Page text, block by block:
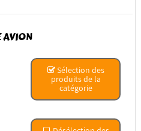
TFace Eduard 1/48
AVION
Sélection des
produits de la
catégorie